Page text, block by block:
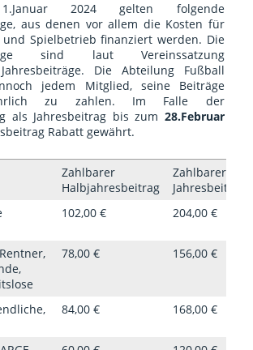
2024 gelten folgende
aus denen vor allem die Kosten für
Spielbetrieb finanziert werden. Die
sind laut Vereinssatzung
Die Abteilung Fußball
jedem Mitglied, seine Beiträge
zu zahlen. Im Falle der
als Jahresbeitrag bis zum 28.Februar
Rabatt gewährt.
Zahlbarer
Halbjahresbeitrag
Zahlbarer
Jahresbeitrag
102,00 € 204,00 €
78,00 € 156,00 €
84,00 € 168,00 €